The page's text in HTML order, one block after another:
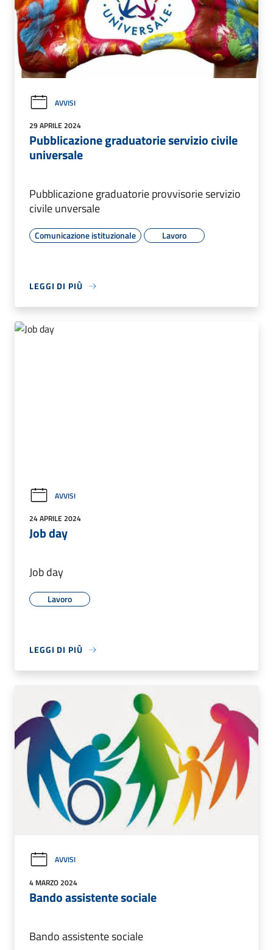
AVVISI
29 APRILE 2024
Pubblicazione graduatorie servizio civile
universale
Pubblicazione graduatorie provvisorie servizio
civile unversale
Comunicazione istituzionale Lavoro
LEGGI DI PIÙ
AVVISI
24 APRILE 2024
Job day
Job day
Lavoro
LEGGI DI PIÙ
AVVISI
4 MARZO 2024
Bando assistente sociale
Bando assistente sociale